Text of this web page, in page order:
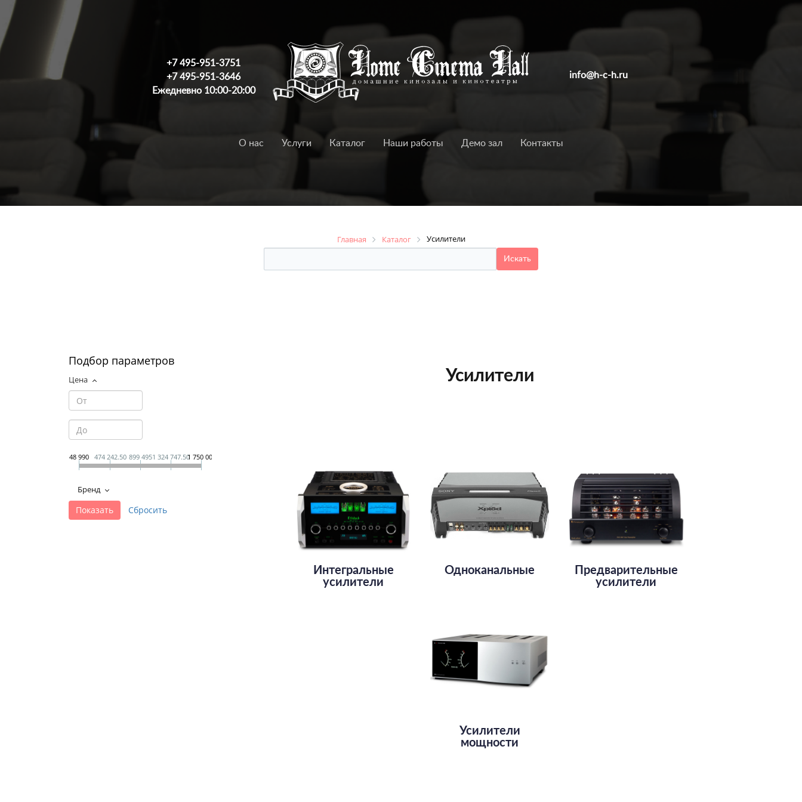
Главная Каталог Усилители
+7 495-951-3751
+7 495-951-3646
Ежедневно 10:00-20:00
info@h-c-h.ru
О нас Услуги Каталог Наши работы Демо зал Контакты
Подбор параметров
Цена
48 990 474 242.50 899 4951 324 747.501 750 000
Бренд
Усилители
Интегральные
усилители
Одноканальные
Предварительные
усилители
Усилители
мощности